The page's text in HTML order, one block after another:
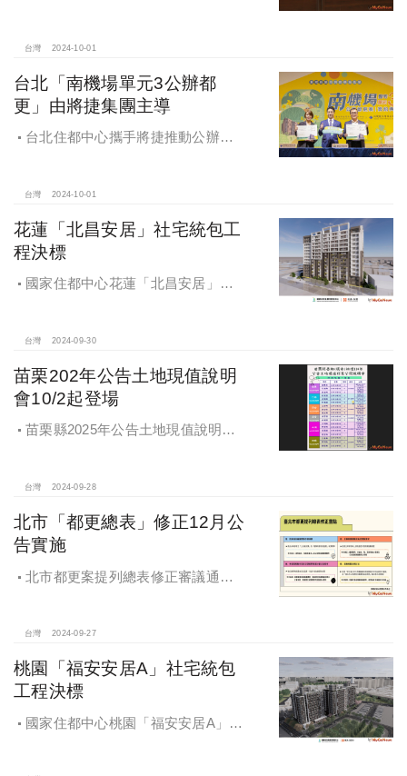
台灣 2024-10-01
台北「南機場單元3公辦都
更」由將捷集團主導
台北住都中心攜手將捷推動公辦都
台灣 2024-10-01
花蓮「北昌安居」社宅統包工
程決標
國家住都中心花蓮「北昌安居」社
台灣 2024-09-30
苗栗202年公告土地現值說明
會10/2起登場
苗栗縣2025年公告土地現值說明會
台灣 2024-09-28
北市「都更總表」修正12月公
告實施
北市都更案提列總表修正審議通過
台灣 2024-09-27
桃園「福安安居A」社宅統包
工程決標
國家住都中心桃園「福安安居A」社